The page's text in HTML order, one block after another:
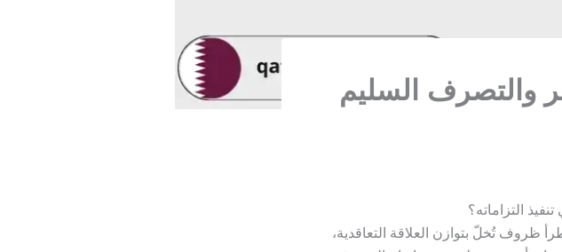
والتصرف السليم
التزاماته؟
ظروف تُخلّ بتوازن العلاقة التعاقدية،